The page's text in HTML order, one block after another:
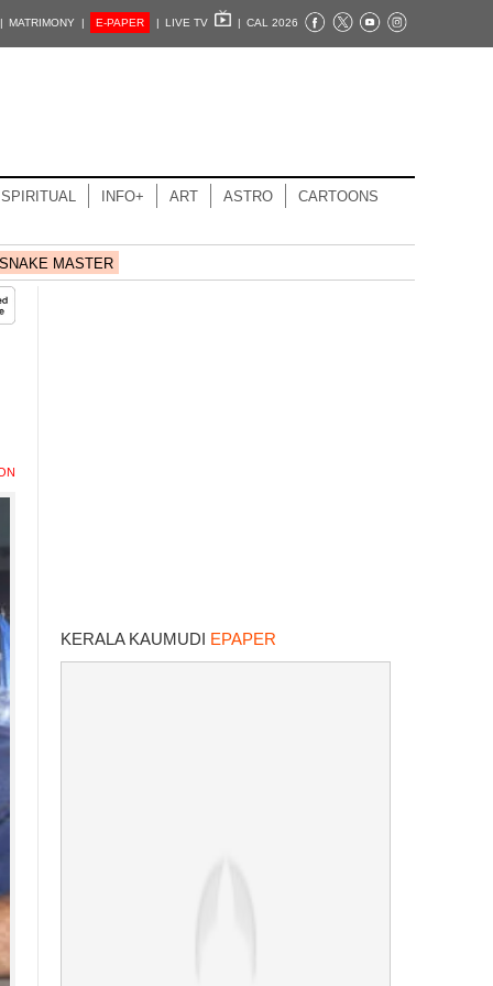
MATRIMONY | E-PAPER | LIVE TV | CAL 2026
SPIRITUAL INFO+ ART ASTRO CARTOONS
MASTER
KERALA KAUMUDI EPAPER